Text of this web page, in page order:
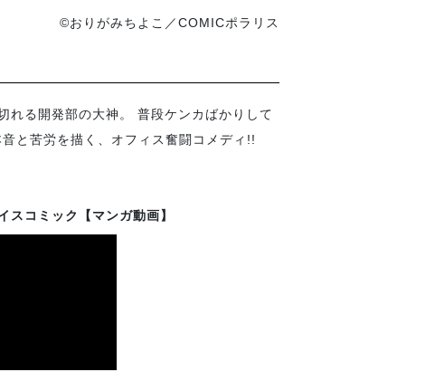
©おりがみちよこ／COMICポラリス
る開発部の大神。 普段ケンカばかりして
と苦労を描く、オフィス奮闘コメディ!!
コミック【マンガ動画】